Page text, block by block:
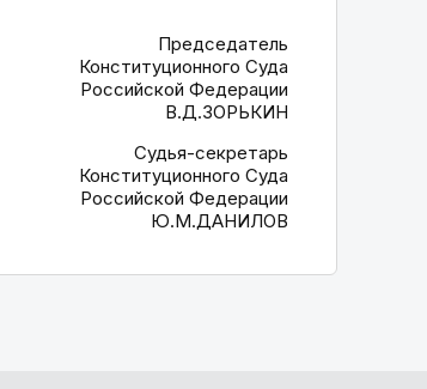
Председатель
Конституционного Суда
Российской Федерации
В.Д.ЗОРЬКИН
Судья-секретарь
Конституционного Суда
Российской Федерации
Ю.М.ДАНИЛОВ